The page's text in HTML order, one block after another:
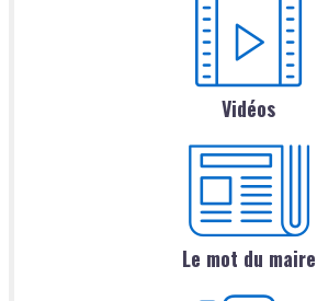
Vidéos
Le mot du maire